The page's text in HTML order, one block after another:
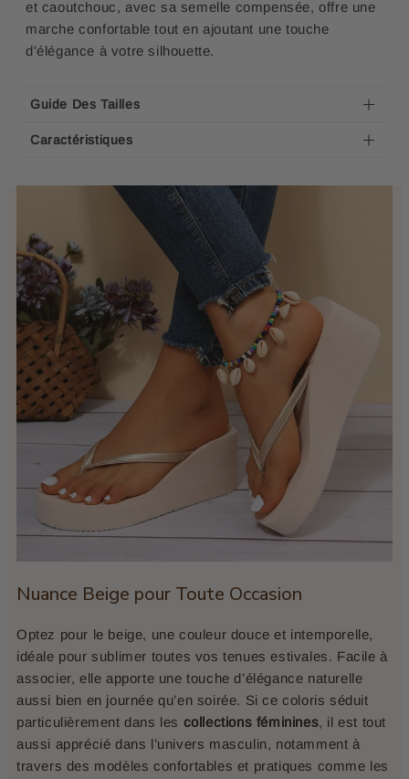
et caoutchouc, avec sa semelle compensée, offre une
marche confortable tout en ajoutant une touche
d'élégance à votre silhouette.
Guide Des Tailles
Caractéristiques
Nuance Beige pour Toute Occasion
Optez pour le beige, une couleur douce et intemporelle,
idéale pour sublimer toutes vos tenues estivales. Facile à
associer, elle apporte une touche d’élégance naturelle
aussi bien en journée qu’en soirée. Si ce coloris séduit
particulièrement dans les collections féminines, il est tout
aussi apprécié dans l’univers masculin, notamment à
travers des modèles confortables et pratiques comme les